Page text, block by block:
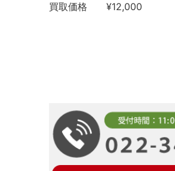
買取価格 ¥12,000